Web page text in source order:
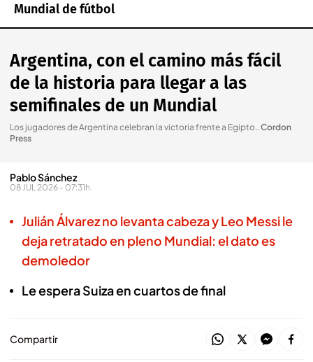
Mundial de fútbol
Argentina, con el camino más fácil
de la historia para llegar a las
semifinales de un Mundial
Los jugadores de Argentina celebran la victoria frente a Egipto..Cordon
Press
Pablo Sánchez
08 JUL 2026 - 07:31h.
Julián Álvarez no levanta cabeza y Leo Messi le
deja retratado en pleno Mundial: el dato es
demoledor
Le espera Suiza en cuartos de final
Compartir